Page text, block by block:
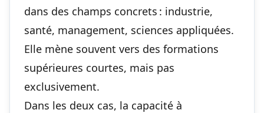
dans des champs concrets : industrie,
santé, management, sciences appliquées.
Elle mène souvent vers des formations
supérieures courtes, mais pas
exclusivement.
Dans les deux cas, la capacité à